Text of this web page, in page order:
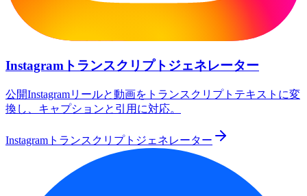
Instagramトランスクリプトジェネレーター
公開Instagramリールと動画をトランスクリプトテキストに変
換し、キャプションと引用に対応。
Instagramトランスクリプトジェネレーター